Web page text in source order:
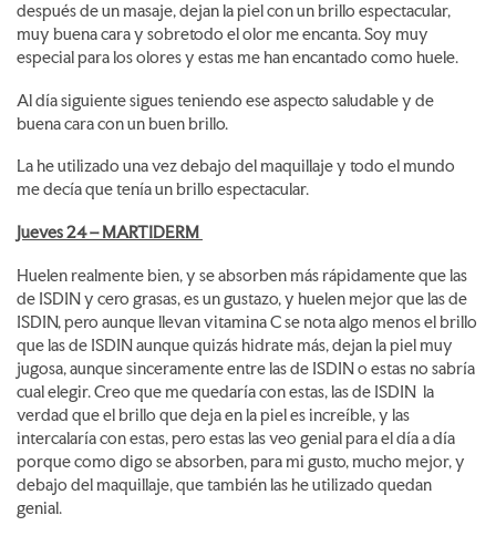
después de un masaje, dejan la piel con un brillo espectacular,
muy buena cara y sobretodo el olor me encanta. Soy muy
especial para los olores y estas me han encantado como huele.
Al día siguiente sigues teniendo ese aspecto saludable y de
buena cara con un buen brillo.
La he utilizado una vez debajo del maquillaje y todo el mundo
me decía que tenía un brillo espectacular.
Jueves 24 – MARTIDERM
Huelen realmente bien, y se absorben más rápidamente que las
de ISDIN y cero grasas, es un gustazo, y huelen mejor que las de
ISDIN, pero aunque llevan vitamina C se nota algo menos el brillo
que las de ISDIN aunque quizás hidrate más, dejan la piel muy
jugosa, aunque sinceramente entre las de ISDIN o estas no sabría
cual elegir. Creo que me quedaría con estas, las de ISDIN la
verdad que el brillo que deja en la piel es increíble, y las
intercalaría con estas, pero estas las veo genial para el día a día
porque como digo se absorben, para mi gusto, mucho mejor, y
debajo del maquillaje, que también las he utilizado quedan
genial.